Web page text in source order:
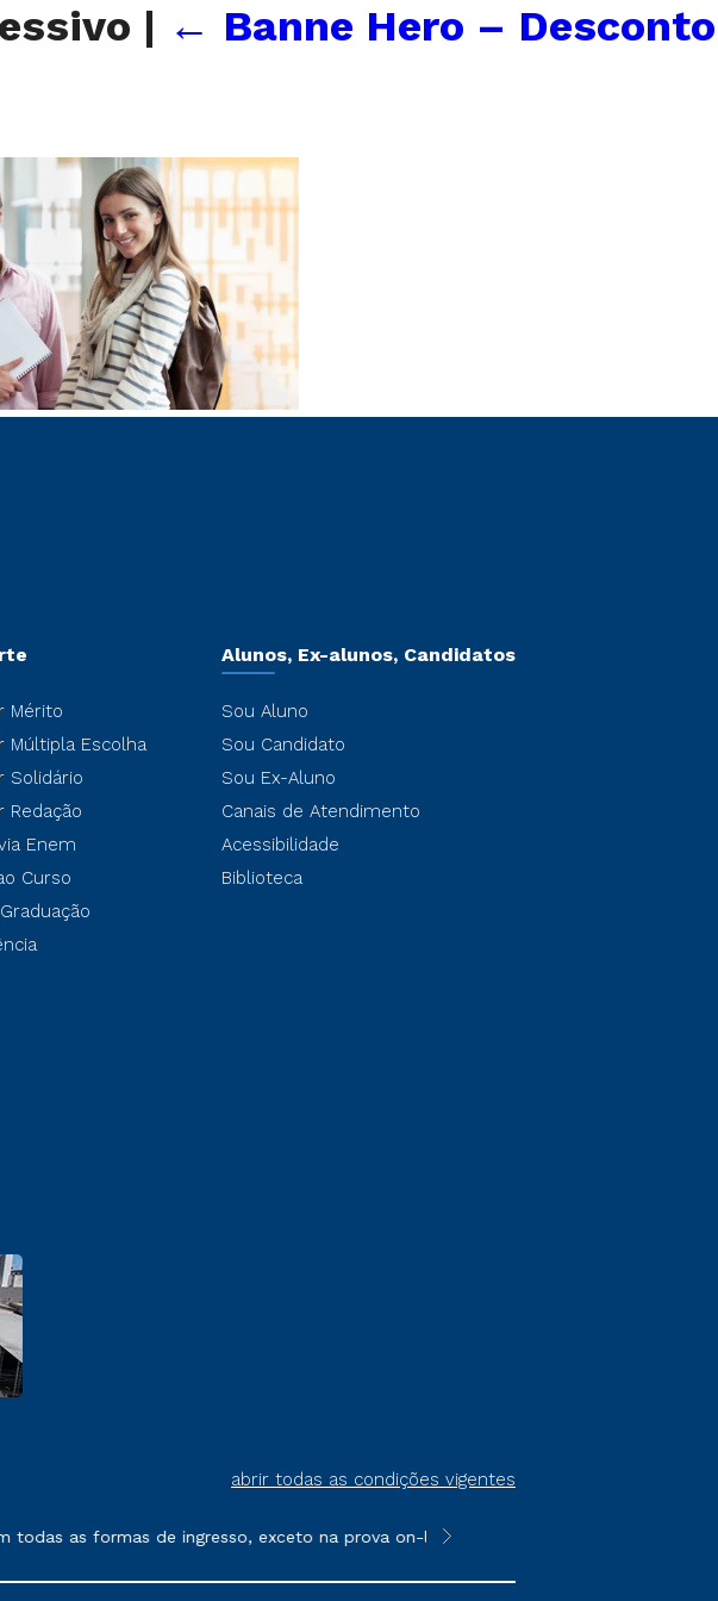
| ← Banne Hero – Desconto
Mérito
Múltipla Escolha
Solidário
Redação
Enem
Curso
Alunos, Ex-alunos, Candidatos
Sou Aluno
Sou Candidato
Sou Ex-Aluno
Canais de Atendimento
Acessibilidade
Biblioteca
abrir todas as condições vigentes
as formas de ingresso, exceto na prova on-line ou agendada, que ofertam
**Semipresencial é um formato do